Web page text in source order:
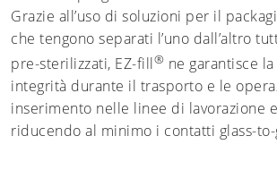
Grazie all’uso di soluzioni per il
che tengono separati l’uno dall’altro
pre-sterilizzati, EZ-fill® ne garantisce
integrità durante il trasporto e le
inserimento nelle linee di lavorazione
riducendo al minimo i contatti glass-to-